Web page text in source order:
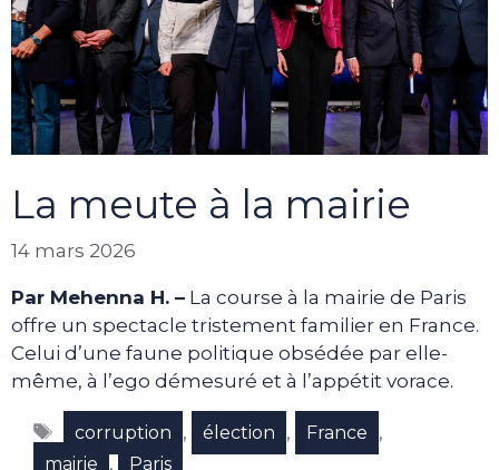
La meute à la mairie
14 mars 2026
Par Mehenna H. – La course à la mairie de Paris
offre un spectacle tristement familier en France.
Celui d’une faune politique obsédée par elle-
même, à l’ego démesuré et à l’appétit vorace.
Étiquettes
corruption , élection , France ,
mairie , Paris